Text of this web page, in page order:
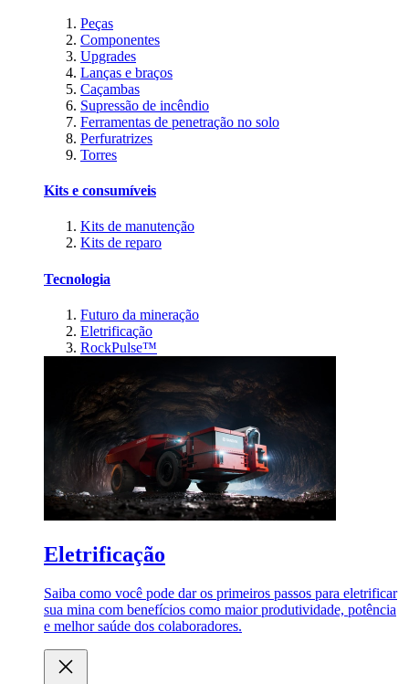
Peças
Componentes
Upgrades
Lanças e braços
Caçambas
Supressão de incêndio
Ferramentas de penetração no solo
Perfuratrizes
Torres
Kits e consumíveis
Kits de manutenção
Kits de reparo
Tecnologia
Futuro da mineração
Eletrificação
RockPulse™
Eletrificação
Saiba como você pode dar os primeiros passos para eletrificar
sua mina com benefícios como maior produtividade, potência
e melhor saúde dos colaboradores.